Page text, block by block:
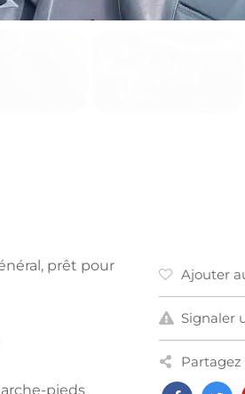
prêt pour
pieds
Ajouter
Signaler